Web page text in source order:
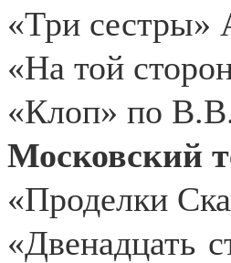
«Три сестры»
«На той
«Клоп» по
Московский
«Проделки
«Двенадцать